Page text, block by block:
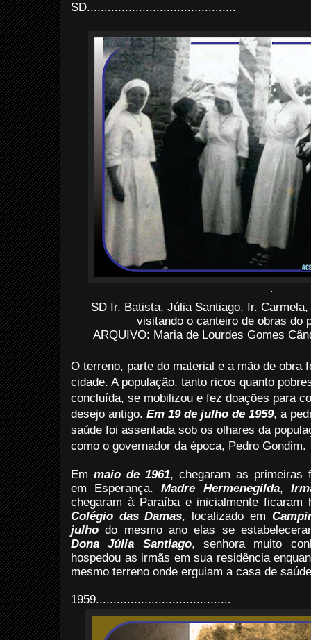
SD...........................................
SD Ir. Batista, Júlia Santiago, Ir.
visitando o canteiro de obras do
ARQUIVO: Maria de Lourdes Gomes
O terreno, parte do material e a mão de obra
cidade. A população, tanto ricos quanto
concluída, se mobilizou e fez doações para
desejo antigo. Em 19 de julho de 1959, a
saúde foi assentada sob os olhares da
como o governador da época, Pedro Gondim.
Em maio de 1961, chegaram as primeiras
em Esperança.Madre Hermenegilda,
chegaram à Paraíba e inicialmente ficaram
Colégio das Damas, localizado em
julho do mesmo ano elas se
Dona Júlia Santiago, senhora muito
hospedou as irmãs em sua residência
mesmo terreno onde erguiam a casa de
1959.......................................